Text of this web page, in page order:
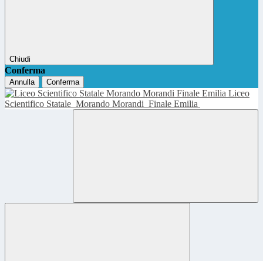
Chiudi
Conferma
Annulla Conferma
Liceo
Scientifico Statale Morando Morandi Finale Emilia